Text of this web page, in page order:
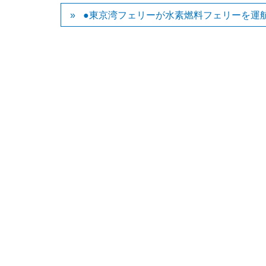
●東京湾フェリーが水素燃料フェリーを運